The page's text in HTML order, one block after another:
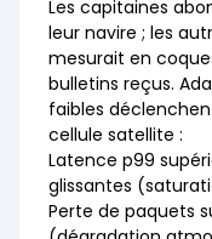
Les capitaines
leur navire ; les
mesurait en
bulletins reçus.
faibles
cellule satellite :
Latence p99
glissantes
Perte de paquets